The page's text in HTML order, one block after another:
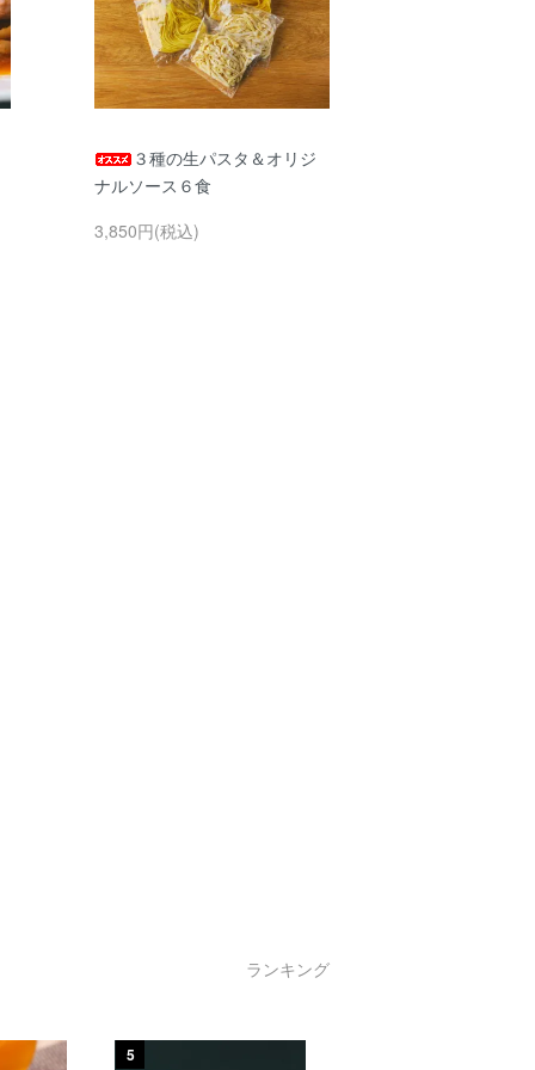
３種の生パスタ＆オリジ
ナルソース６食
3,850円(税込)
ランキング
5